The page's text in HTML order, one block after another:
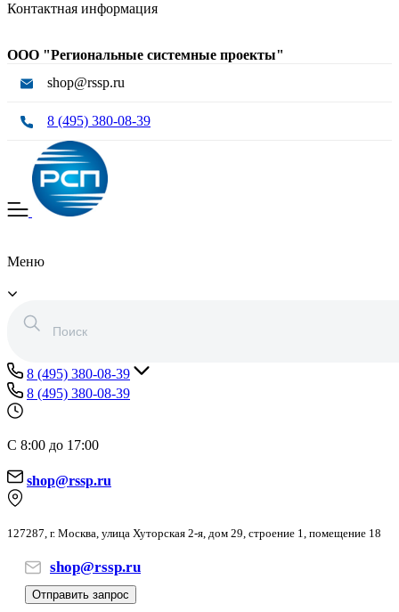
Контактная информация
ООО "Региональные системные проекты"
shop@rssp.ru
8 (495) 380-08-39
Меню
8 (495) 380-08-39
8 (495) 380-08-39
С 8:00 до 17:00
shop@rssp.ru
127287, г. Москва, улица Хуторская 2-я, дом 29, строение 1, помещение 18
shop@rssp.ru
Отправить запрос